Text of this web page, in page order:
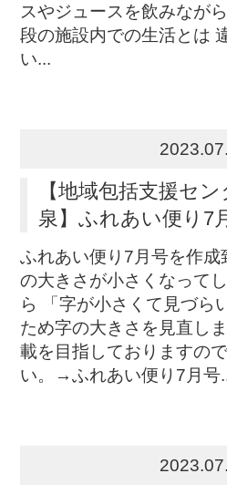
スやジュースを飲みなが
段の施設内での生活とは
い...
【地域包括支援セ
泉】ふれあい便り7
ふれあい便り7月号を作
の大きさが小さくなって
ら 「字が小さくて見づら
ため字の大きさを見直し
載を目指しておりますの
い。→ふれあい便り7月号